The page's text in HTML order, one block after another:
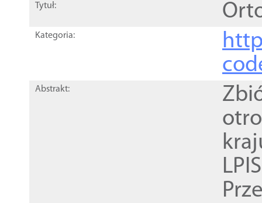
Tytuł:
Kategoria:
Abstrakt: